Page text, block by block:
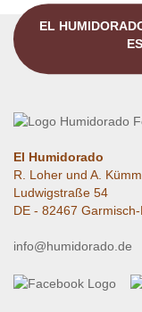
EL
El Humidorado
R. Loher und A.
Ludwigstraße 54
DE - 82467
info@humidorado.de